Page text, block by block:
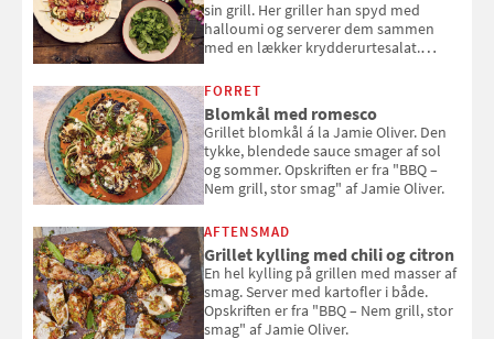
sin grill. Her griller han spyd med
halloumi og serverer dem sammen
med en lækker krydderurtesalat.
smag" af Jamie Oliver.
FORRET
Blomkål med romesco
Grillet blomkål á la Jamie Oliver. Den
tykke, blendede sauce smager af sol
og sommer. Opskriften er fra "BBQ –
Nem grill, stor smag" af Jamie Oliver.
AFTENSMAD
Grillet kylling med chili og citron
En hel kylling på grillen med masser af
smag. Server med kartofler i både.
Opskriften er fra "BBQ – Nem grill, stor
smag" af Jamie Oliver.